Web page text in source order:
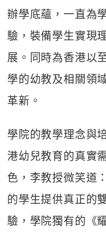
辦學底蘊，一直為
驗，裝備學生實現
展。同時為香港以
學的幼教及相關領
革新。
學院的教學理念與
港幼兒教育的真實
色，李教授微笑道
的學生提供真正的
驗，學院獨有的《